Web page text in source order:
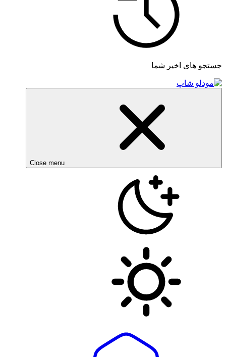
جستجو های اخیر شما
Close menu